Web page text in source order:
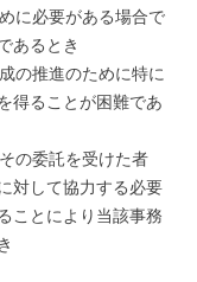
に必要がある場合で
あるとき
の推進のために特に
得ることが困難であ
の委託を受けた者
対して協力する必要
ことにより当該事務